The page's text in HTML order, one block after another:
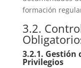
formación
3.2.
3.2.1. Gestión
Privilegios